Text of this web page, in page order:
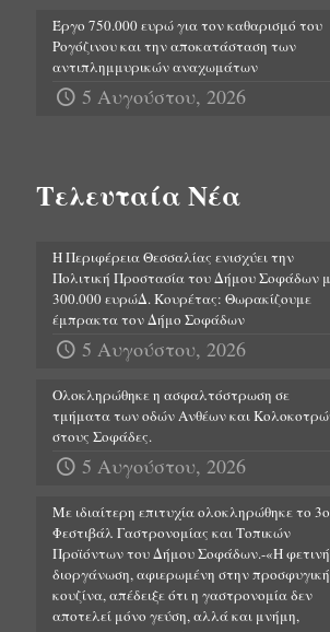
Έργο 750.000 ευρώ για τον καθαρισμό του
Ρογόζινου και την αποκατάσταση των
αντιπλημμυρικών αναχωμάτων
5 Αυγούστου, 2026
Τελευταία Νέα
Η Περιφέρεια Θεσσαλίας ενισχύει την
Πολιτική Προστασία του Δήμου Σοφάδων
300.000 ευρώΔ. Κουρέτας: Θωρακίζουμε
έμπρακτα τον Δήμο Σοφάδων
5 Αυγούστου, 2026
Ολοκληρώθηκε η ασφαλτόστρωση σε
τμήματα των οδών Ανθέων και
στους Σοφάδες.
5 Αυγούστου, 2026
Με ιδιαίτερη επιτυχία ολοκληρώθηκε το 3ο
Φεστιβάλ Γαστρονομίας και Τοπικών
Προϊόντων του Δήμου Σοφάδων.-«Η φετινή
διοργάνωση, αφιερωμένη στην προσφυγική
κουζίνα, απέδειξε ότι η γαστρονομία δεν
αποτελεί μόνο γεύση, αλλά και μνήμη,